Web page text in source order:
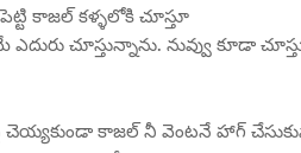
కాజల్ కళ్ళలోకి చూస్తూ
చూస్తున్నాను. నువ్వు కూడా
చెయ్యకుండా కాజల్ నీ వెంటనే హాగ్